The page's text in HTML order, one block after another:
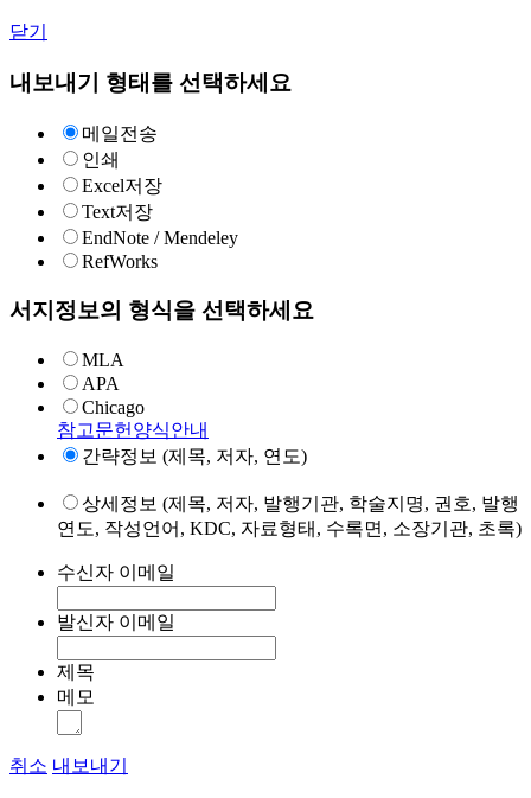
닫기
내보내기 형태를 선택하세요
메일전송
인쇄
Excel저장
Text저장
EndNote / Mendeley
RefWorks
서지정보의 형식을 선택하세요
MLA
APA
Chicago
참고문헌양식안내
간략정보 (제목, 저자, 연도)
상세정보 (제목, 저자, 발행기관, 학술지명, 권호, 발행
연도, 작성언어, KDC, 자료형태, 수록면, 소장기관, 초록)
수신자 이메일
발신자 이메일
제목
메모
취소 내보내기